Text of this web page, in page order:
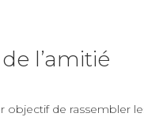
l’amitié
objectif de rassembler